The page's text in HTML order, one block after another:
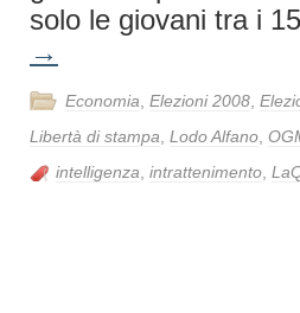
solo le giovani tra i
→
Economia Elezioni 2008
Libertà di stampa Lodo Alfano
intelligenza intrattenimento